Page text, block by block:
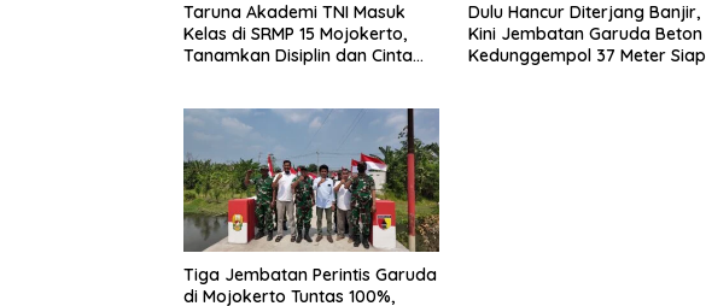
Taruna Akademi TNI Masuk
Kelas di SRMP 15 Mojokerto,
Tanamkan Disiplin dan Cinta
Dulu Hancur Diterjang Banjir,
Kini Jembatan Garuda Beton
Kedunggempol 37 Meter Siap
Tiga Jembatan Perintis Garuda
di Mojokerto Tuntas 100%,